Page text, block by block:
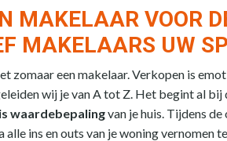
MAKELAAR VOOR
MAKELAARS UW
zomaar een makelaar. Verkopen is
wij je van A tot Z. Het begint al bij
waardebepalingvan je huis. Tijdens
alle ins en outs van je woning